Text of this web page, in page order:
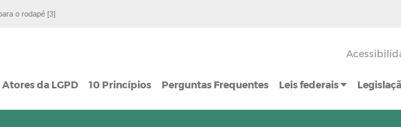
o rodapé [3]
Atores da LGPD 10 Princípios Perguntas Frequentes Leis federais